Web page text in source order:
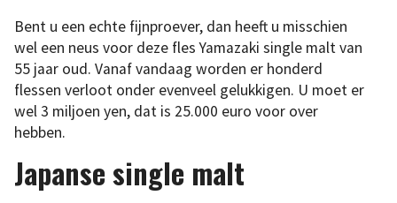
Bent u een echte fijnproever, dan heeft u misschien
wel een neus voor deze fles Yamazaki single malt van
55 jaar oud. Vanaf vandaag worden er honderd
flessen verloot onder evenveel gelukkigen. U moet er
wel 3 miljoen yen, dat is 25.000 euro voor over
hebben.
Japanse single malt